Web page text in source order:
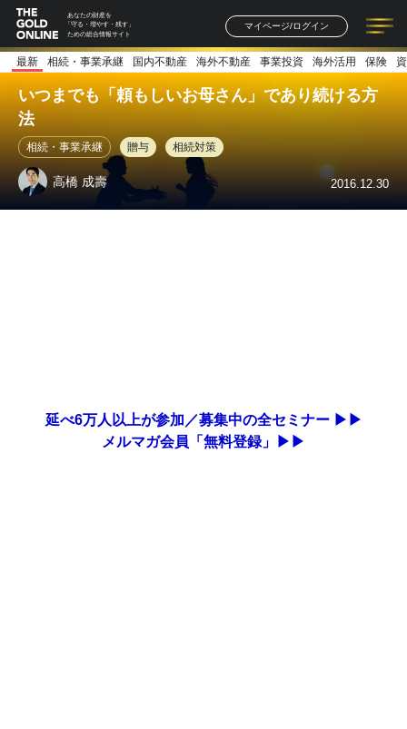
あなたの財産を
「守る・増やす・残す」
ための総合情報サイト
マイページ/ログイン
記事一覧 連載一覧
著者一覧 書籍一覧
最新 相続・事業承継 国内不動産 海外不動産 事業投資 海外活用 保険
いつまでも「頼もしいお母さん」であり続ける方
法
相続・事業承継 贈与 相続対策
高橋 成壽 2016.12.30
延べ6万人以上が参加／募集中の全セミナー ▶▶
メルマガ会員「無料登録」▶▶